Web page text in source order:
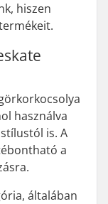
hiszen
használva
is. A
a
általában